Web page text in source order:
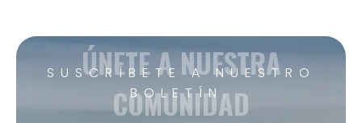
SUSCRÍBETE A NUESTRO
BOLETÍN.
ÚNETE A NUESTRA
COMUNIDAD